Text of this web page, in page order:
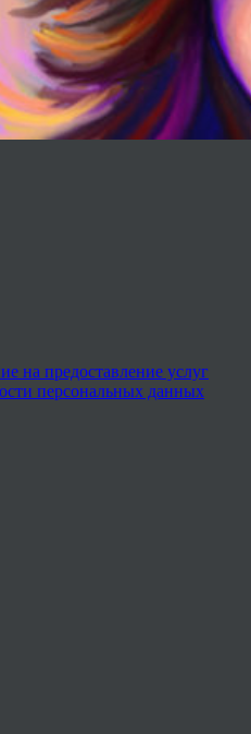
на предоставление услуг
персональных данных